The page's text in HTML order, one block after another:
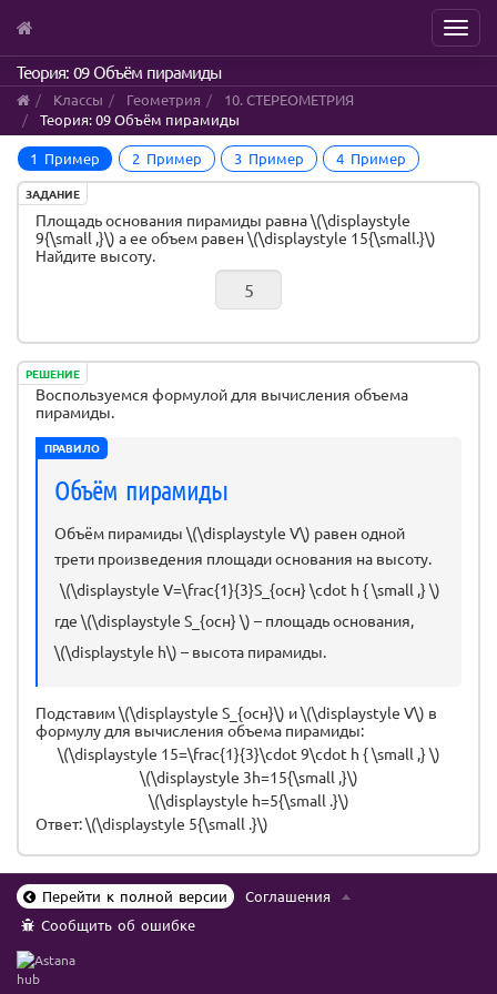
Skip
to
main
content
Menu
Теория: 09 Объём пирамиды
Классы Геометрия
10. СТЕРЕОМЕТРИЯ
Теория: 09 Объём пирамиды
1 Пример 2 Пример 3 Пример 4 Пример
ЗАДАНИЕ
Площадь основания пирамиды равна \(\displaystyle
9{\small ,}\) а ее объем равен \(\displaystyle 15{\small.}\)
Найдите высоту.
РЕШЕНИЕ
Воспользуемся формулой для вычисления объема
пирамиды.
ПРАВИЛО
Объём пирамиды
Объём пирамиды \(\displaystyle V\) равен одной
трети произведения площади основания на высоту.
\(\displaystyle V=\frac{1}{3}S_{осн} \cdot h { \small ,} \)
где \(\displaystyle S_{осн} \) – площадь основания,
\(\displaystyle h\) – высота пирамиды.
Подставим \(\displaystyle S_{осн}\) и \(\displaystyle V\) в
формулу для вычисления объема пирамиды:
\(\displaystyle 15=\frac{1}{3}\cdot 9\cdot h { \small ,} \)
\(\displaystyle 3h=15{\small ,}\)
\(\displaystyle h=5{\small .}\)
Ответ: \(\displaystyle 5{\small .}\)
Перейти к полной версии
Соглашения
Сообщить об ошибке